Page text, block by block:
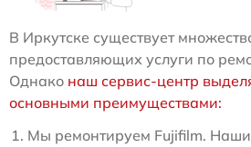
В Иркутске существует
предоставляющих услуги по
Однако наш сервис-центр
основными преимуществами:
Мы ремонтируем Fujifilm.